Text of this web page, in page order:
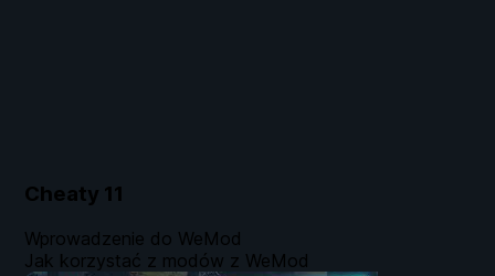
Cheaty 11
Wprowadzenie do WeMod
Jak korzystać z modów z WeMod